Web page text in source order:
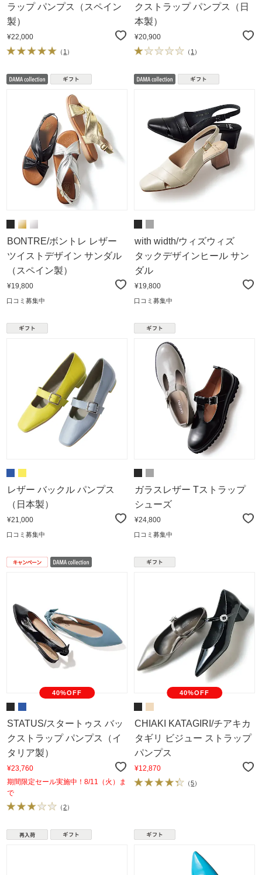
ラップ パンプス（スペイン
製）
¥22,000
（ 1 ）
クストラップ パンプス（日
本製）
¥20,900
（ 1 ）
BONTRE/ボントレ レザー
ツイストデザイン サンダル
（スペイン製）
¥19,800
口コミ募集中
with width/ウィズウィズ
タックデザインヒール サン
ダル
¥19,800
口コミ募集中
レザー バックル パンプス
（日本製）
¥21,000
口コミ募集中
ガラスレザー Tストラップ
シューズ
¥24,800
口コミ募集中
40%OFF
STATUS/スタートゥス バッ
クストラップ パンプス（イ
タリア製）
¥23,760
期間限定セール実施中！8/11（火）ま
で
（2）
40%OFF
CHIAKI KATAGIRI/チアキカ
タギリ ビジュー ストラップ
パンプス
¥12,870
（5）